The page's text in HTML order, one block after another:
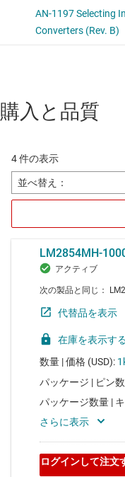
購入と品質